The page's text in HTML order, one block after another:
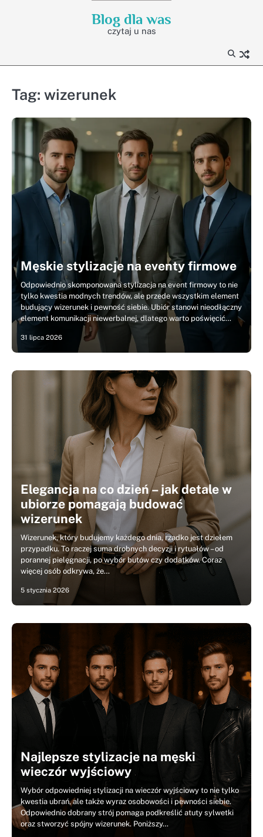
Blog dla was
czytaj u nas
Tag: wizerunek
Męskie stylizacje na eventy firmowe
Odpowiednio skomponowana stylizacja na event firmowy to nie
tylko kwestia modnych trendów, ale przede wszystkim element
budujący wizerunek i pewność siebie. Ubiór stanowi nieodłączny
element komunikacji niewerbalnej, dlatego warto poświęcić…
31 lipca 2026
Elegancja na co dzień – jak detale w
ubiorze pomagają budować
wizerunek
Wizerunek, który budujemy każdego dnia, rzadko jest dziełem
przypadku. To raczej suma drobnych decyzji i rytuałów – od
porannej pielęgnacji, po wybór butów czy dodatków. Coraz
więcej osób odkrywa, że…
5 stycznia 2026
Najlepsze stylizacje na męski
wieczór wyjściowy
Wybór odpowiedniej stylizacji na wieczór wyjściowy to nie tylko
kwestia ubrań, ale także wyraz osobowości i pewności siebie.
Odpowiednio dobrany strój pomaga podkreślić atuty sylwetki
oraz stworzyć spójny wizerunek. Poniższy…